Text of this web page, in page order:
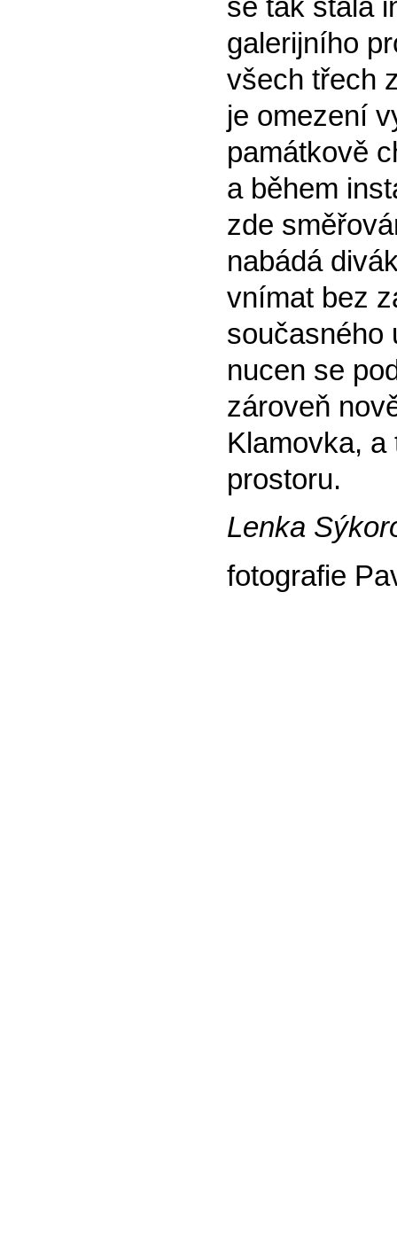
se tak stala
galerijního
všech třech
je omezení
památkově
a během
zde
nabádá
vnímat bez
nucen se
zároveň
Klamovka, a
prostoru.
Lenka
fotografie